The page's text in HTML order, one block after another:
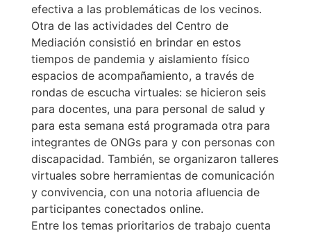
efectiva a las problemáticas de los vecinos.
Otra de las actividades del Centro de
Mediación consistió en brindar en estos
tiempos de pandemia y aislamiento físico
espacios de acompañamiento, a través de
rondas de escucha virtuales: se hicieron seis
para docentes, una para personal de salud y
para esta semana está programada otra para
integrantes de ONGs para y con personas con
discapacidad. También, se organizaron talleres
virtuales sobre herramientas de comunicación
y convivencia, con una notoria afluencia de
participantes conectados online.
Entre los temas prioritarios de trabajo cuenta